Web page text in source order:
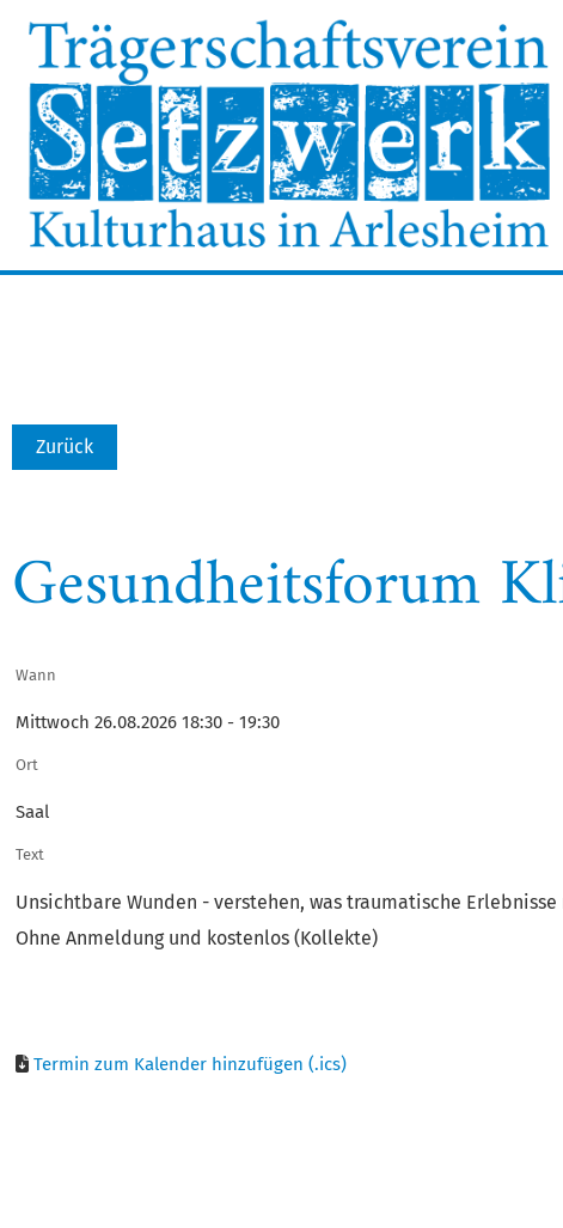
Zurück
Gesundheitsforum
Wann
Mittwoch 26.08.2026 18:30 - 19:30
Ort
Saal
Text
Unsichtbare Wunden - verstehen, was traumatische
Ohne Anmeldung und kostenlos (Kollekte)
Termin zum Kalender hinzufügen (.ics)